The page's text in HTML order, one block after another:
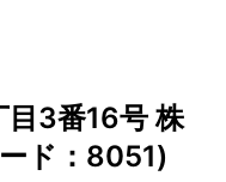
目3番16号 株
ド：8051)